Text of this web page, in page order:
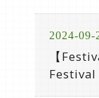
2024-09-
【
Festival